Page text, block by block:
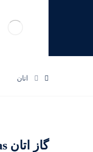
اتان
گاز اتان Ethane Gas